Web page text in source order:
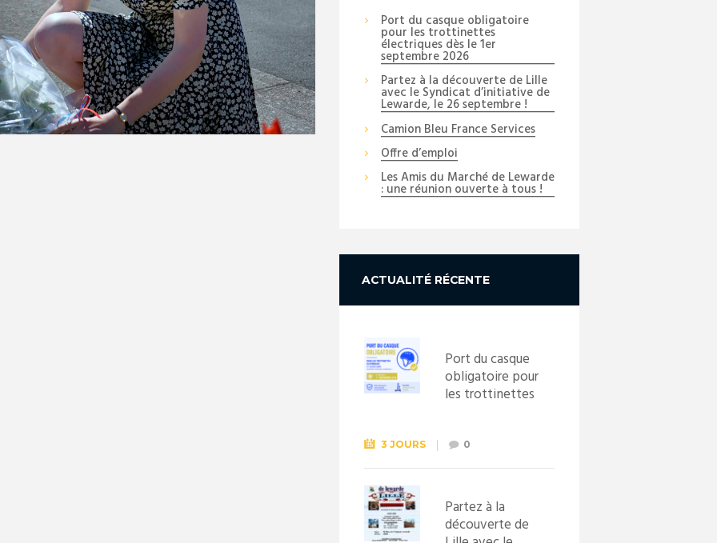
Port du casque obligatoire
pour les trottinettes
électriques dès le 1er
septembre 2026
Partez à la découverte de Lille
avec le Syndicat d’initiative de
Lewarde, le 26 septembre !
Camion Bleu France Services
Offre d’emploi
Les Amis du Marché de Lewarde
: une réunion ouverte à tous !
ACTUALITÉ RÉCENTE
Port du casque
obligatoire pour
les trottinettes
septembre
2026
3 JOURS 0
Partez à la
découverte de